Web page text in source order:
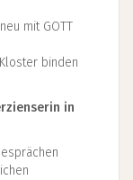
mit GOTT
binden
in